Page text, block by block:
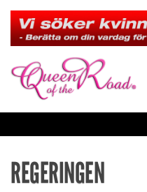
content
REGERINGEN